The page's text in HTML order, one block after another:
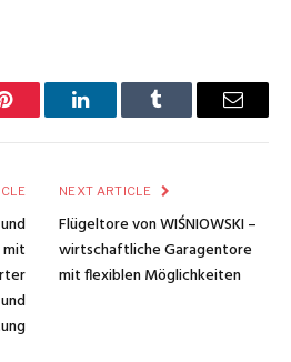
Pinterest LinkedInTumblr Email
NEXT ARTICLE
Flügeltore von WIŚNIOWSKI –
wirtschaftliche Garagentore
mit flexiblen Möglichkeiten